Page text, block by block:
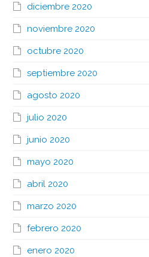
diciembre 2020
noviembre 2020
octubre 2020
septiembre 2020
agosto 2020
julio 2020
junio 2020
mayo 2020
abril 2020
marzo 2020
febrero 2020
enero 2020